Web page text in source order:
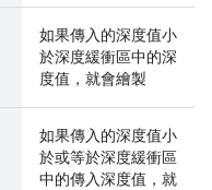
如果傳入的深度值小
於深度緩衝區中的深
度值，就會繪製
如果傳入的深度值小
於或等於深度緩衝區
中的傳入深度值，就